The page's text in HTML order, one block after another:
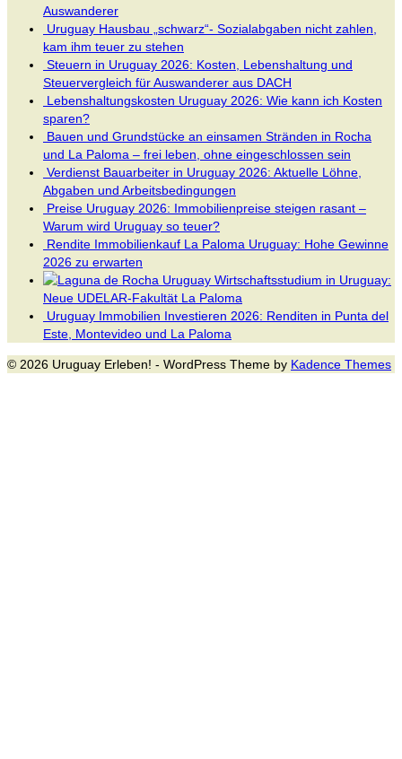
Auswanderer
Uruguay Hausbau „schwarz“- Sozialabgaben nicht zahlen,
kam ihm teuer zu stehen
Steuern in Uruguay 2026: Kosten, Lebenshaltung und
Steuervergleich für Auswanderer aus DACH
Lebenshaltungskosten Uruguay 2026: Wie kann ich Kosten
sparen?
Bauen und Grundstücke an einsamen Stränden in Rocha
und La Paloma – frei leben, ohne eingeschlossen sein
Verdienst Bauarbeiter in Uruguay 2026: Aktuelle Löhne,
Abgaben und Arbeitsbedingungen
Preise Uruguay 2026: Immobilienpreise steigen rasant –
Warum wird Uruguay so teuer?
Rendite Immobilienkauf La Paloma Uruguay: Hohe Gewinne
2026 zu erwarten
Wirtschaftsstudium in Uruguay:
Neue UDELAR-Fakultät La Paloma
Uruguay Immobilien Investieren 2026: Renditen in Punta del
Este, Montevideo und La Paloma
© 2026 Uruguay Erleben! - WordPress Theme by Kadence Themes